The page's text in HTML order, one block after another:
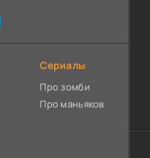
Сериалы
Про зомби
Про маньяков